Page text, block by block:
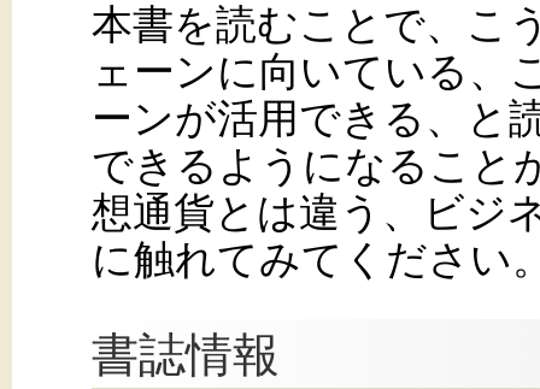
本書を読むことで、こ
ェーンに向いている、
ーンが活用できる、と
できるようになること
想通貨とは違う、ビジ
に触れてみてください
書誌情報